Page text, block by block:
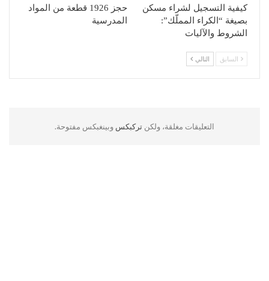
كيفية التسجيل لشراء مسكن
بصيغة “الكراء المملّك”:
الشروط والآليات
حجز 1926 قطعة من المواد
المدرسية
السابق التالي
التعليقات مغلقة، ولكن تركبكس وبينغبكس مفتوحة.